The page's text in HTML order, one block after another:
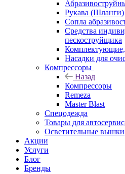
Рукава (Шланги)
Сопла
Средства
пескоструйщика
Комплектующие,
Насадки для
Компрессоры
Назад
Компрессоры
Remeza
Master Blast
Спецодежда
Товары для
Осветительные вышки
Акции
Услуги
Блог
Бренды